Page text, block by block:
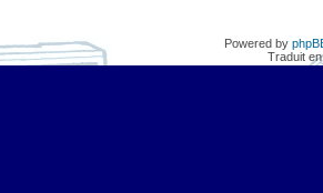
Powered by
Traduit